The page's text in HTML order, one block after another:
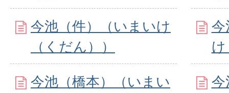
今池（件）（いまいけ
（くだん））
今
今池（橋本）（いまい
今